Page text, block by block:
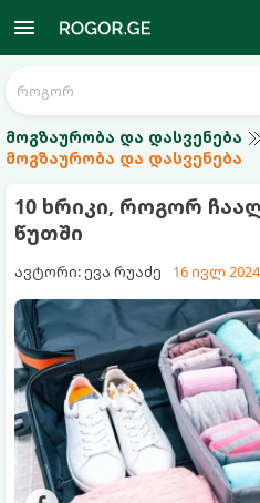
მოგზაურობა და დასვენება
მოგზაურობა და დასვენება
10 ხრიკი, როგორ
წუთში
ავტორი: ევა რუაძე 16 ივლ 2024